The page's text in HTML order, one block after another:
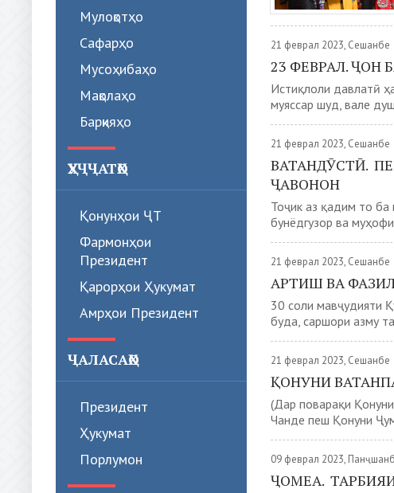
Мулоқотҳо
Сафарҳо
Мусоҳибаҳо
Мақолаҳо
Барқияҳо
ҲУҶҶАТҲО
Қонунҳои ҶТ
Фармонҳои
Президент
Қарорҳои Ҳукумат
Амрҳои Президент
ҶАЛАСАҲО
Президент
Ҳукумат
Порлумон
21 феврал 2023, Сешанбе
23 ФЕВРАЛ. ҶОН
Истиқлоли давлатӣ
муяссар шуд, вале
21 феврал 2023, Сешанбе
ВАТАНДӮСТӢ.
ҶАВОНОН
Тоҷик аз қадим то
бунёдгузор ва
21 феврал 2023, Сешанбе
АРТИШ ВА
30 соли мавҷудияти
буда, саршори азму
21 феврал 2023, Сешанбе
ҚОНУНИ
(Дар поварақи
Чанде пеш Қонуни
09 феврал 2023,
ҶОМЕА.